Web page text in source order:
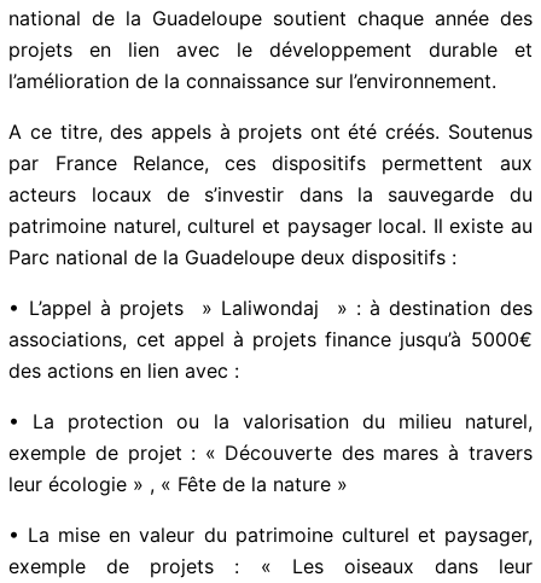
national de la Guadeloupe soutient chaque année des
projets en lien avec le développement durable et
l’amélioration de la connaissance sur l’environnement.
A ce titre, des appels à projets ont été créés. Soutenus
par France Relance, ces dispositifs permettent aux
acteurs locaux de s’investir dans la sauvegarde du
patrimoine naturel, culturel et paysager local. Il existe
au Parc national de la Guadeloupe deux dispositifs :
• L’appel à projets » Laliwondaj » : à destination des
associations, cet appel à projets finance jusqu’à 5000€
des actions en lien avec :
• La protection ou la valorisation du milieu naturel,
exemple de projet : « Découverte des mares à travers
leur écologie » , « Fête de la nature »
• La mise en valeur du patrimoine culturel et paysager,
exemple de projets : « Les oiseaux dans leur